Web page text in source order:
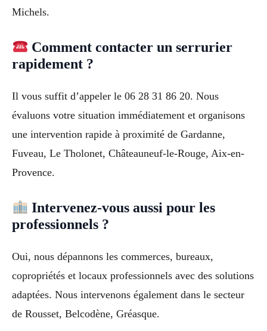
Michels.
Comment contacter un serrurier
rapidement ?
Il vous suffit d’appeler le 06 28 31 86 20. Nous
évaluons votre situation immédiatement et organisons
une intervention rapide à proximité de Gardanne,
Fuveau, Le Tholonet, Châteauneuf-le-Rouge, Aix-en-
Provence.
Intervenez-vous aussi pour les
professionnels ?
Oui, nous dépannons les commerces, bureaux,
copropriétés et locaux professionnels avec des solutions
adaptées. Nous intervenons également dans le secteur
de Rousset, Belcodène, Gréasque.